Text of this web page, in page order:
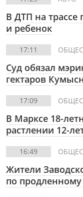
В ДТП на трассе
и ребенок
17:11
Суд обязал
гектаров
17:09
В Марксе 18-
растлении 12-
16:49
Жители
по